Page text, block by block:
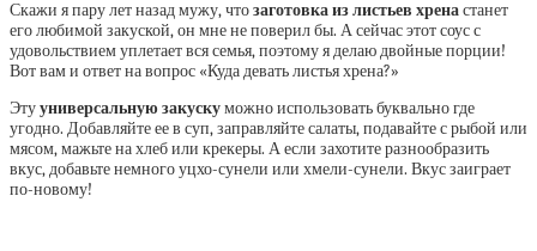
Скажи я пару лет назад мужу, чтозаготовка из листьев хренастанет
его любимой закуской, он мне не поверил бы. А сейчас этот соус с
удовольствием уплетает вся семья, поэтому я делаю двойные порции!
Вот вам и ответ на вопрос «Куда девать листья хрена?»
Этууниверсальную закускуможно использовать буквально где
угодно. Добавляйте ее в суп, заправляйте салаты, подавайте с рыбой или
мясом, мажьте на хлеб или крекеры. А если захотите разнообразить
вкус, добавьте немного уцхо-сунели или хмели-сунели. Вкус заиграет
по-новому!